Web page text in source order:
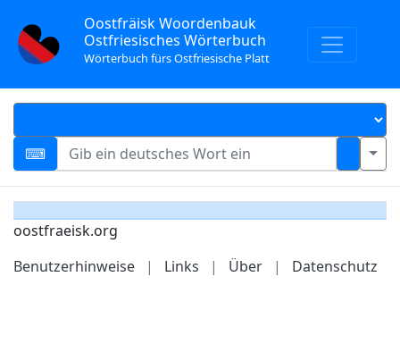
Oostfräisk Woordenbauk
Ostfriesisches Wörterbuch
Wörterbuch fürs Ostfriesische Platt
oostfraeisk.org
Benutzerhinweise
| Links | Über | Datenschutz